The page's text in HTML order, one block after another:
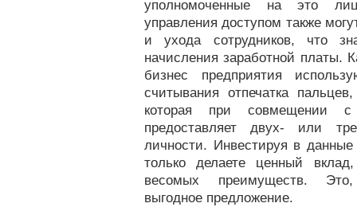
уполномоченные на это
управления доступом также
и ухода сотрудников, что
начисления заработной платы.
бизнес предприятия
считывания отпечатка
которая при совмещении с
предоставляет двух- или
личности. Инвестируя в
только делаете ценный
весомых преимуществ. Это,
выгодное предложение.